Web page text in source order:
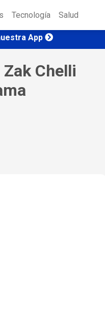
Tecnología Salud
App
Chelli